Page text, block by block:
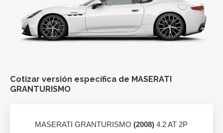
Cotizar versión específica de MASERATI
GRANTURISMO
MASERATI GRANTURISMO (2008) 4.2 AT 2P